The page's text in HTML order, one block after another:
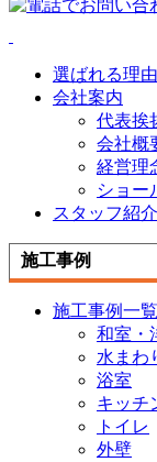
選ばれる理由
会社案内
代表挨
会社概
経営理
ショー
スタッフ紹介
施工事例
施工事例一覧
和室・
水まわ
浴室
キッチ
トイレ
外壁